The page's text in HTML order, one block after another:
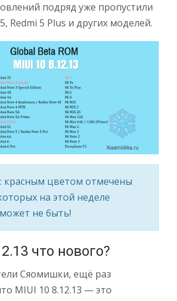
подряд уже пропустили
Redmi 5 Plus и других моделей.
красным цветом отмечены
на этой неделе
не быть!
что нового?
Сяомишки, ещё раз
MIUI 10 8.12.13 — это